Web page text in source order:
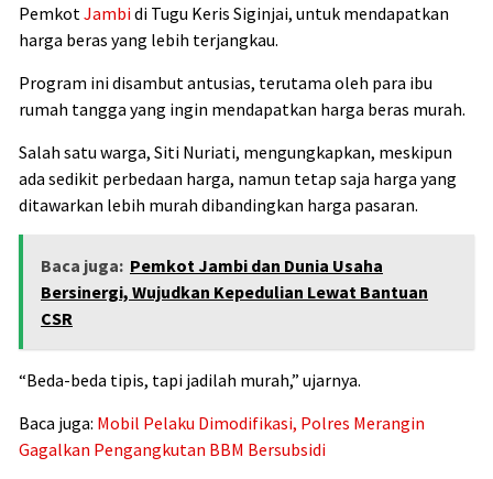
Pemkot Jambidi Tugu Keris Siginjai, untuk mendapatkan
harga beras yang lebih terjangkau.
Program ini disambut antusias, terutama oleh para ibu
rumah tangga yang ingin mendapatkan harga beras murah.
Salah satu warga, Siti Nuriati, mengungkapkan, meskipun
ada sedikit perbedaan harga, namun tetap saja harga yang
ditawarkan lebih murah dibandingkan harga pasaran.
Baca juga: Pemkot Jambi dan Dunia Usaha
Bersinergi, Wujudkan Kepedulian Lewat Bantuan
CSR
“Beda-beda tipis, tapi jadilah murah,” ujarnya.
Baca juga: Mobil Pelaku Dimodifikasi, Polres Merangin
Gagalkan Pengangkutan BBM Bersubsidi